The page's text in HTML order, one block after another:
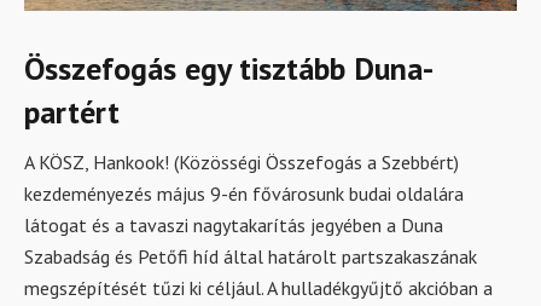
Összefogás egy tisztább Duna-
partért
A KÖSZ, Hankook! (Közösségi Összefogás a Szebbért)
kezdeményezés május 9-én fővárosunk budai oldalára
látogat és a tavaszi nagytakarítás jegyében a Duna
Szabadság és Petőfi híd által határolt partszakaszának
megszépítését tűzi ki céljául. A hulladékgyűjtő akcióban a